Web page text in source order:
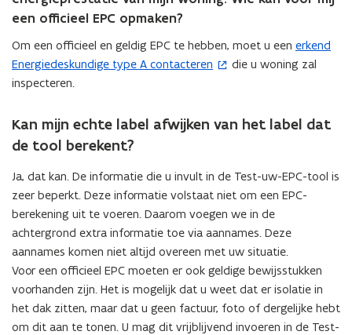
een officieel EPC opmaken?
Om een officieel en geldig EPC te hebben, moet u een erkend
Energiedeskundige type A contacteren
(
o
n
n
n
w
v
e
n
die u woning zal
inspecteren.
Kan mijn echte label afwijken van het label dat
de tool berekent?
Ja, dat kan. De informatie die u invult in de Test-uw-EPC-tool is
zeer beperkt. Deze informatie volstaat niet om een EPC-
berekening uit te voeren. Daarom voegen we in de
achtergrond extra informatie toe via aannames. Deze
aannames komen niet altijd overeen met uw situatie.
Voor een officieel EPC moeten er ook geldige bewijsstukken
voorhanden zijn. Het is mogelijk dat u weet dat er isolatie in
het dak zitten, maar dat u geen factuur, foto of dergelijke hebt
om dit aan te tonen. U mag dit vrijblijvend invoeren in de Test-